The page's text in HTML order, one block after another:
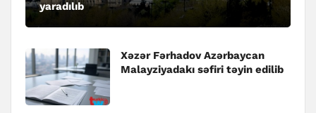
yaradılıb
Xəzər Fərhadov Azərbaycan
Malayziyadakı səfiri təyin edilib